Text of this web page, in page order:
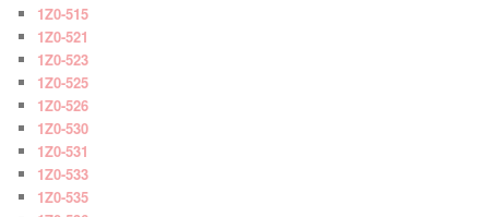
1Z0-515
1Z0-521
1Z0-523
1Z0-525
1Z0-526
1Z0-530
1Z0-531
1Z0-533
1Z0-535